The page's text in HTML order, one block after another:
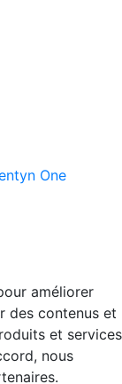
One
améliorer
des contenus et
et services
nous